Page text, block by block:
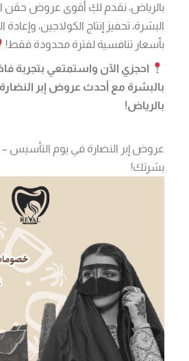
بالرياض، نقدم لكِ أقوى عروض حقن
البشرة، تحفيز إنتاج الكولاجين،
بأسعار تنافسية لفترة محدودة فقط!
احجزي الآن واستمتعي بتجربة
بالبشرة مع أحدث عروض إبر
بالرياض!
عروض إبر النضارة في يوم التأسيس
بشرتك!